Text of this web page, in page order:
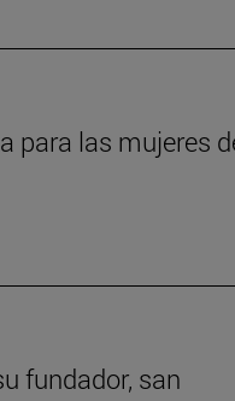
para las mujeres
fundador, san